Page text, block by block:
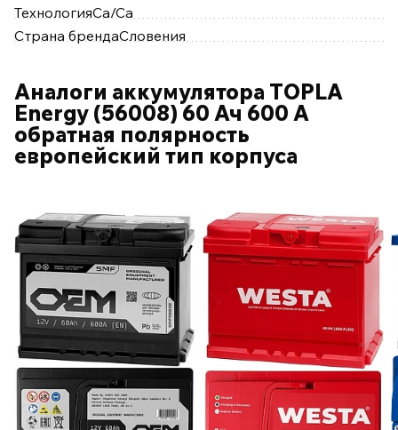
ТехнологияCa/Ca
Страна брендаСловения
Аналоги аккумулятора TOPLA
Energy (56008) 60 Ач 600 А
обратная полярность
европейский тип корпуса